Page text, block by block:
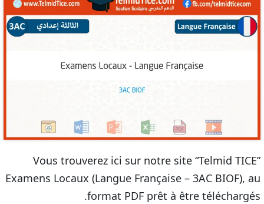
Vous trouverez ici sur notre site “Telmid TICE”
Examens Locaux (Langue Française – 3AC BIOF), au
format PDF prêt à être téléchargés.